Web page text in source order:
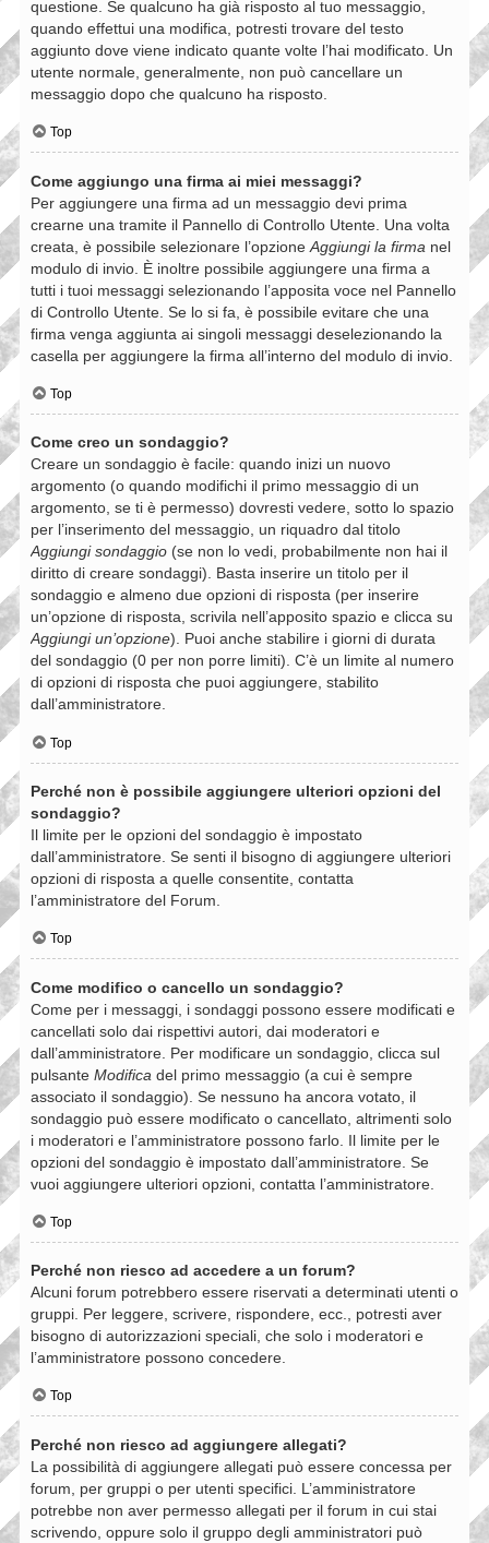
questione. Se qualcuno ha già risposto al tuo messaggio,
quando effettui una modifica, potresti trovare del testo
aggiunto dove viene indicato quante volte l’hai modificato. Un
utente normale, generalmente, non può cancellare un
messaggio dopo che qualcuno ha risposto.
Top
Come aggiungo una firma ai miei messaggi?
Per aggiungere una firma ad un messaggio devi prima
crearne una tramite il Pannello di Controllo Utente. Una volta
creata, è possibile selezionare l’opzione Aggiungi la firma nel
modulo di invio. È inoltre possibile aggiungere una firma a
tutti i tuoi messaggi selezionando l’apposita voce nel Pannello
di Controllo Utente. Se lo si fa, è possibile evitare che una
firma venga aggiunta ai singoli messaggi deselezionando la
casella per aggiungere la firma all’interno del modulo di invio.
Top
Come creo un sondaggio?
Creare un sondaggio è facile: quando inizi un nuovo
argomento (o quando modifichi il primo messaggio di un
argomento, se ti è permesso) dovresti vedere, sotto lo spazio
per l’inserimento del messaggio, un riquadro dal titolo
Aggiungi sondaggio (se non lo vedi, probabilmente non hai il
diritto di creare sondaggi). Basta inserire un titolo per il
sondaggio e almeno due opzioni di risposta (per inserire
un’opzione di risposta, scrivila nell’apposito spazio e clicca su
Aggiungi un’opzione). Puoi anche stabilire i giorni di durata
del sondaggio (0 per non porre limiti). C’è un limite al numero
di opzioni di risposta che puoi aggiungere, stabilito
dall’amministratore.
Top
Perché non è possibile aggiungere ulteriori opzioni del
sondaggio?
Il limite per le opzioni del sondaggio è impostato
dall’amministratore. Se senti il bisogno di aggiungere ulteriori
opzioni di risposta a quelle consentite, contatta
l’amministratore del Forum.
Top
Come modifico o cancello un sondaggio?
Come per i messaggi, i sondaggi possono essere modificati e
cancellati solo dai rispettivi autori, dai moderatori e
dall’amministratore. Per modificare un sondaggio, clicca sul
pulsante Modifica del primo messaggio (a cui è sempre
associato il sondaggio). Se nessuno ha ancora votato, il
sondaggio può essere modificato o cancellato, altrimenti solo
i moderatori e l’amministratore possono farlo. Il limite per le
opzioni del sondaggio è impostato dall’amministratore. Se
vuoi aggiungere ulteriori opzioni, contatta l’amministratore.
Top
Perché non riesco ad accedere a un forum?
Alcuni forum potrebbero essere riservati a determinati utenti o
gruppi. Per leggere, scrivere, rispondere, ecc., potresti aver
bisogno di autorizzazioni speciali, che solo i moderatori e
l’amministratore possono concedere.
Top
Perché non riesco ad aggiungere allegati?
La possibilità di aggiungere allegati può essere concessa per
forum, per gruppi o per utenti specifici. L’amministratore
potrebbe non aver permesso allegati per il forum in cui stai
scrivendo, oppure solo il gruppo degli amministratori può